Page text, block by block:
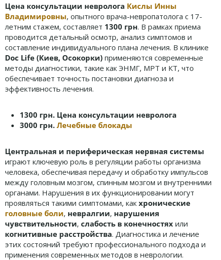
Цена консультации невролога Кислы Инны
Владимировны, опытного врача-невропатолога с 17-
летним стажем, составляет 1300 грн. В рамках приема
проводится детальный осмотр, анализ симптомов и
составление индивидуального плана лечения. В клинике
Doc Life (Киев, Осокорки) применяются современные
методы диагностики, такие как ЭНМГ, МРТ и КТ, что
обеспечивает точность постановки диагноза и
эффективность лечения.
1300 грн. Цена консультации невролога
3000 грн. Лечебные блокады
Центральная и периферическая нервная системы
играют ключевую роль в регуляции работы организма
человека, обеспечивая передачу и обработку импульсов
между головным мозгом, спинным мозгом и внутренними
органами. Нарушения в их функционировании могут
проявляться такими симптомами, как хронические
головные боли, невралгии, нарушения
чувствительности, слабость в конечностях или
когнитивные расстройства. Диагностика и лечение
этих состояний требуют профессионального подхода и
применения современных методов в неврологии.